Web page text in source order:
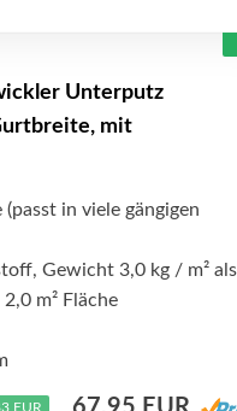
Unterputz
mit
in viele gängigen
Gewicht 3,0 kg / m² als
m² Fläche
EUR